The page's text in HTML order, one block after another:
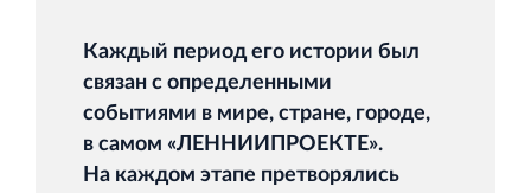
Научно‐исследовательский институт
ЛЕННИИПРОЕКТ
Проектный институт по жилищно‐гражданскому
строительству
Каждый период его истории был
связан с определенными
событиями в мире, стране, городе,
в самом «ЛЕННИИПРОЕКТЕ».
На каждом этапе претворялись